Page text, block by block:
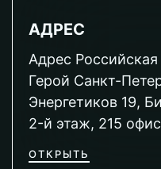
АДРЕС
Адрес
Герой Санкт-
Энергетиков 19,
2-й этаж, 215
ОТКРЫТЬ